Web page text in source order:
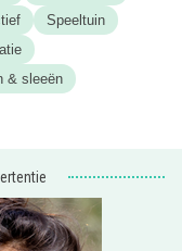
Speeltuin
& sleeën